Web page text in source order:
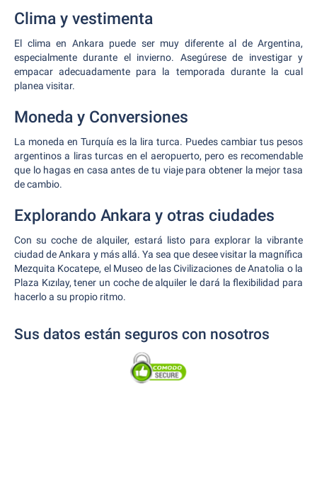
Clima y vestimenta
El clima en Ankara puede ser muy diferente al de Argentina,
especialmente durante el invierno. Asegúrese de investigar y
empacar adecuadamente para la temporada durante la cual
planea visitar.
Moneda y Conversiones
La moneda en Turquía es la lira turca. Puedes cambiar tus pesos
argentinos a liras turcas en el aeropuerto, pero es recomendable
que lo hagas en casa antes de tu viaje para obtener la mejor tasa
de cambio.
Explorando Ankara y otras ciudades
Con su coche de alquiler, estará listo para explorar la vibrante
ciudad de Ankara y más allá. Ya sea que desee visitar la magnífica
Mezquita Kocatepe, el Museo de las Civilizaciones de Anatolia o la
Plaza Kızılay, tener un coche de alquiler le dará la flexibilidad para
hacerlo a su propio ritmo.
Sus datos están seguros con nosotros